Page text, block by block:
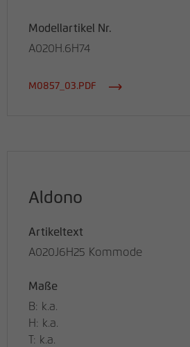
Modellartikel Nr.
A020H.6H74
M0857_03.PDF
Aldono
Artikeltext
A020J6H25 Kommode
Maße
B: k.a.
H: k.a.
T: k.a.